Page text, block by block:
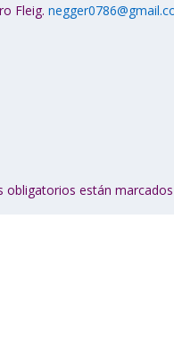
Fleig.
obligatorios están